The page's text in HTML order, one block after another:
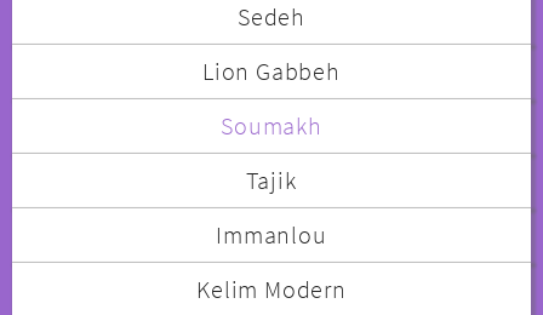
Sedeh
Lion Gabbeh
Soumakh
Tajik
Immanlou
Kelim Modern